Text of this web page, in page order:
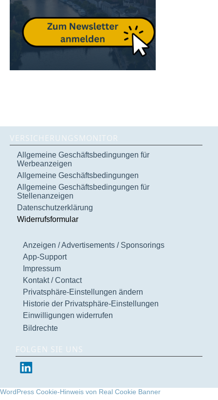
VERSICHERUNGSMONITOR
Allgemeine Geschäftsbedingungen für
Werbeanzeigen
Allgemeine Geschäftsbedingungen
Allgemeine Geschäftsbedingungen für
Stellenanzeigen
Datenschutzerklärung
Widerrufsformular
Anzeigen / Advertisements / Sponsorings
App-Support
Impressum
Kontakt / Contact
Privatsphäre-Einstellungen ändern
Historie der Privatsphäre-Einstellungen
Einwilligungen widerrufen
Bildrechte
FOLGEN SIE UNS
WordPress Cookie-Hinweis von Real Cookie Banner